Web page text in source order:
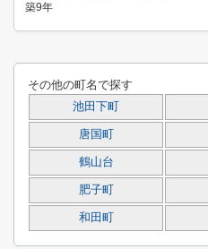
築9年
その他の町名で探す
池田下町
唐国町
鶴山台
肥子町
和田町